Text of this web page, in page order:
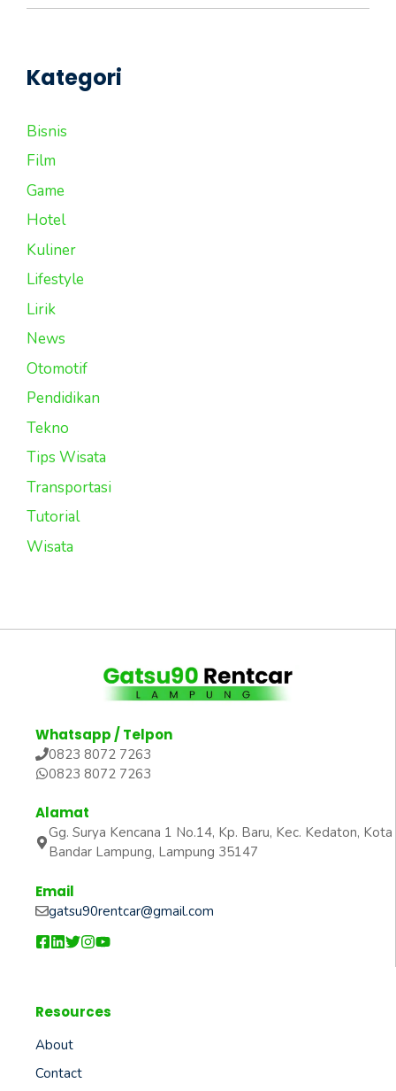
Kategori
Bisnis
Film
Game
Hotel
Kuliner
Lifestyle
Lirik
News
Otomotif
Pendidikan
Tekno
Tips Wisata
Transportasi
Tutorial
Wisata
Whatsapp / Telpon
0823 8072 7263
0823 8072 7263
Alamat
Gg. Surya Kencana 1 No.14, Kp. Baru, Kec. Kedaton, Kota
Bandar Lampung, Lampung 35147
Email
gatsu90rentcar@gmail.com
Resources
About
Contact